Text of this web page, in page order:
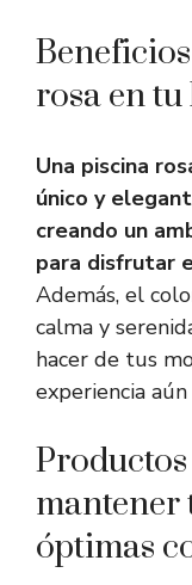
rosa en
Una piscina
único y
creando un
para disfrutar
Además, el
calma y
hacer de tus
experiencia
mantener
óptimas